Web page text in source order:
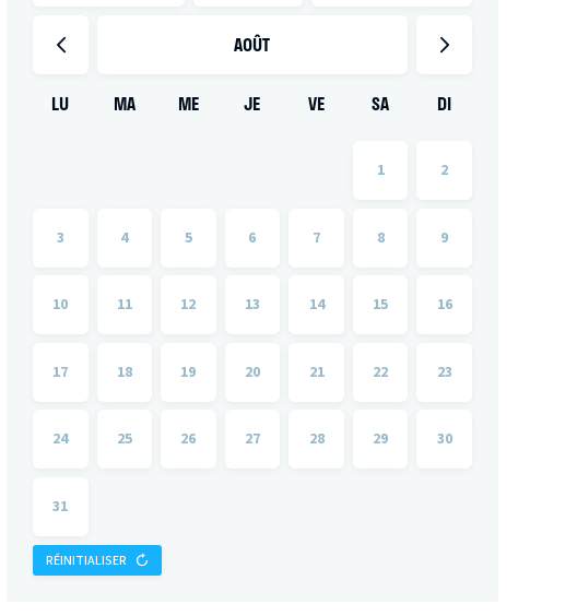
AOÛT
LU MA ME JE VE SA DI
1 2
3 4 5 6 7 8 9
10 11 12 13 14 15 16
17 18 19 20 21 22 23
24 25 26 27 28 29 30
31
RÉINITIALISER